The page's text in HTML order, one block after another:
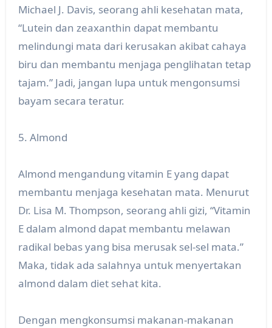
Michael J. Davis, seorang ahli kesehatan mata,
“Lutein dan zeaxanthin dapat membantu
melindungi mata dari kerusakan akibat cahaya
biru dan membantu menjaga penglihatan tetap
tajam.” Jadi, jangan lupa untuk mengonsumsi
bayam secara teratur.
5. Almond
Almond mengandung vitamin E yang dapat
membantu menjaga kesehatan mata. Menurut
Dr. Lisa M. Thompson, seorang ahli gizi, “Vitamin
E dalam almond dapat membantu melawan
radikal bebas yang bisa merusak sel-sel mata.”
Maka, tidak ada salahnya untuk menyertakan
almond dalam diet sehat kita.
Dengan mengkonsumsi makanan-makanan